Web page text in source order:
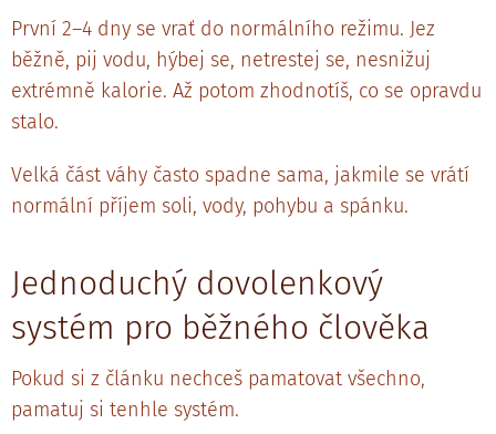
První 2–4 dny se vrať do normálního režimu. Jez
běžně, pij vodu, hýbej se, netrestej se, nesnižuj
extrémně kalorie. Až potom zhodnotíš, co se opravdu
stalo.
Velká část váhy často spadne sama, jakmile se vrátí
normální příjem soli, vody, pohybu a spánku.
Jednoduchý dovolenkový
systém pro běžného člověka
Pokud si z článku nechceš pamatovat všechno,
pamatuj si tenhle systém.